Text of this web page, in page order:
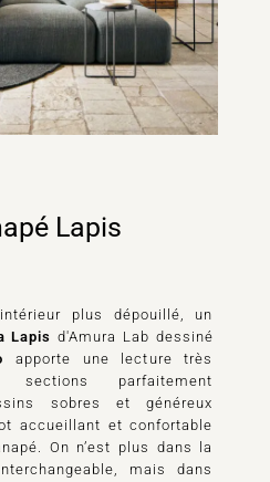
Lapis
plus dépouillé, un
Lapis d'Amura Lab dessiné
apporte une lecture très
sections parfaitement
sobres et généreux
accueillant et confortable
On n’est plus dans la
mais dans